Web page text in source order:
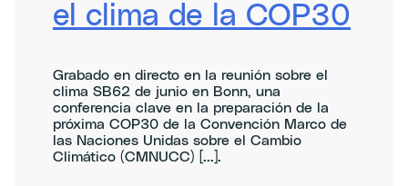
el clima de la COP30
Grabado en directo en la reunión sobre el
clima SB62 de junio en Bonn, una
conferencia clave en la preparación de la
próxima COP30 de la Convención Marco de
las Naciones Unidas sobre el Cambio
Climático (CMNUCC) [...].